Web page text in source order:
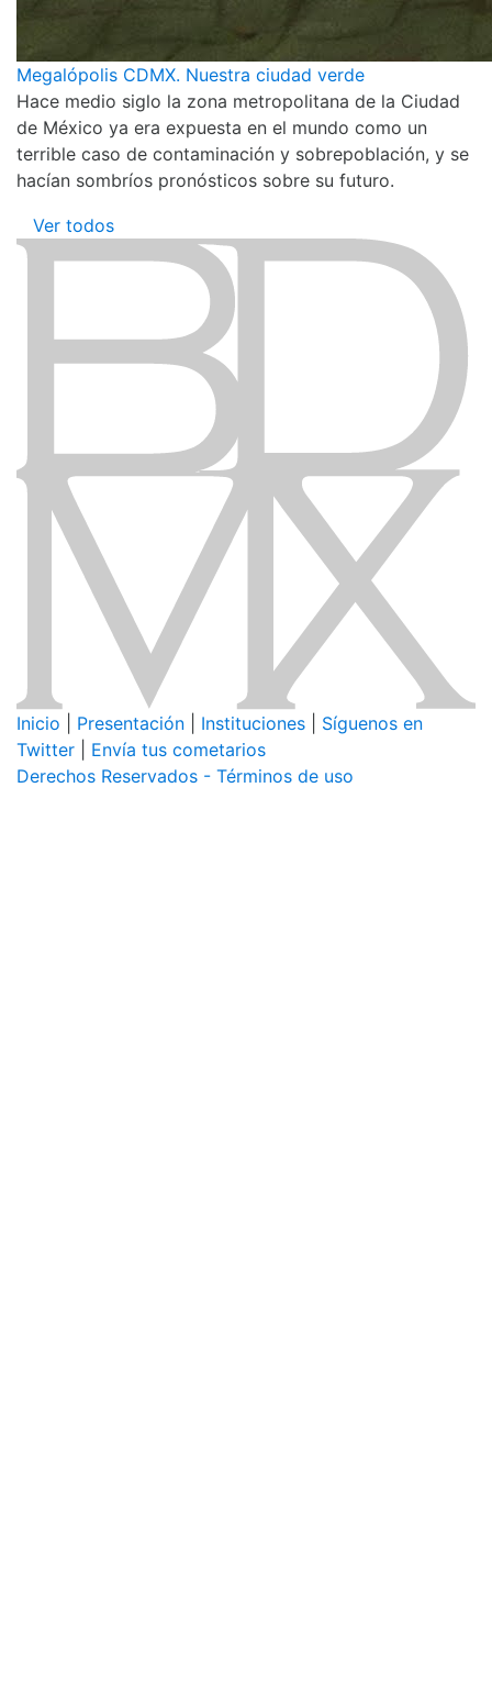
Megalópolis CDMX. Nuestra ciudad verde
Hace medio siglo la zona metropolitana de la Ciudad
de México ya era expuesta en el mundo como un
terrible caso de contaminación y sobrepoblación, y se
hacían sombríos pronósticos sobre su futuro.
Ver todos
Inicio Presentación Instituciones
Síguenos en
Twitter
Envía tus cometarios
Derechos Reservados - Términos de uso